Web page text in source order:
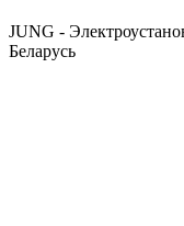
JUNG -
Беларусь